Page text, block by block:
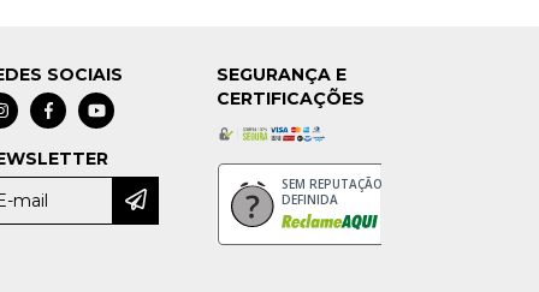
SOCIAIS
SEGURANÇA E
CERTIFICAÇÕES
SEM REPUTAÇÃO
DEFINIDA